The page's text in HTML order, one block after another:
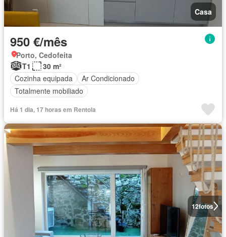
Casa
950 €/mês
Porto, Cedofeita
T1
30 m²
Cozinha equipada
Ar Condicionado
Totalmente mobiliado
Há 1 dia, 17 horas em Rentola
12fotos